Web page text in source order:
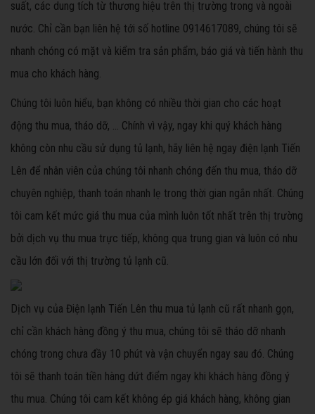
suất, các dung tích từ thương hiệu trên thị trường trong và ngoài
nước. Chỉ cần bạn liên hệ tới số hotline 0914617089, chúng tôi sẽ
nhanh chóng có mặt và kiểm tra sản phẩm, báo giá và tiến hành thu
mua cho khách hàng.
Chúng tôi luôn hiểu, bạn không có nhiều thời gian cho các hoạt
động thu mua, tháo dỡ, … Chính vì vậy, ngay khi quý khách hàng
không còn nhu cầu sử dụng tủ lạnh, hãy liên hệ ngay điện lạnh Tiến
Lên để nhân viên của chúng tôi nhanh chóng đến thu mua, tháo dỡ
chuyên nghiệp, thanh toán nhanh lẹ trong thời gian ngắn nhất. Chúng
tôi cam kết mức giá thu mua của mình luôn tốt nhất trên thị trường
bởi dịch vụ thu mua trực tiếp, không qua trung gian và luôn có nhu
cầu lớn đối với thị trường tủ lạnh cũ.
Dịch vụ của Điện lạnh Tiến Lên thu mua tủ lạnh cũ rất nhanh gọn,
chỉ cần khách hàng đồng ý thu mua, chúng tôi sẽ tháo dỡ nhanh
chóng trong chưa đầy 10 phút và vận chuyển ngay sau đó. Chúng
tôi sẽ thanh toán tiền hàng dứt điểm ngay khi khách hàng đồng ý
thu mua. Chúng tôi cam kết không ép giá khách hàng, không gian